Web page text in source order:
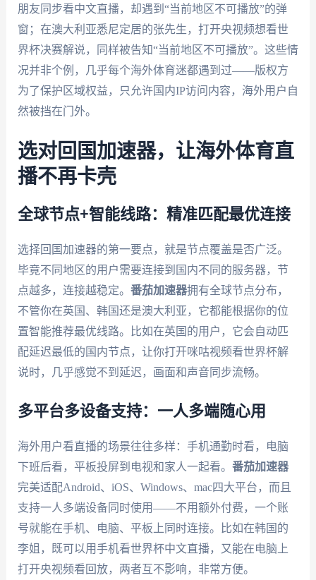
朋友同步看中文直播，却遇到“当前地区不可播放”的弹
窗；在澳大利亚悉尼定居的张先生，打开央视频想看世
界杯决赛解说，同样被告知“当前地区不可播放”。这些情
况并非个例，几乎每个海外体育迷都遇到过——版权方
为了保护区域权益，只允许国内IP访问内容，海外用户自
然被挡在门外。
选对回国加速器，让海外体育直
播不再卡壳
全球节点+智能线路：精准匹配最优连接
选择回国加速器的第一要点，就是节点覆盖是否广泛。
毕竟不同地区的用户需要连接到国内不同的服务器，节
点越多，连接越稳定。 番茄加速器拥有全球节点分布，
不管你在英国、韩国还是澳大利亚，它都能根据你的位
置智能推荐最优线路。比如在英国的用户，它会自动匹
配延迟最低的国内节点，让你打开咪咕视频看世界杯解
说时，几乎感觉不到延迟，画面和声音同步流畅。
多平台多设备支持：一人多端随心用
海外用户看直播的场景往往多样：手机通勤时看，电脑
下班后看，平板投屏到电视和家人一起看。 番茄加速器
完美适配Android、iOS、Windows、mac四大平台，而且
支持一人多端设备同时使用——不用额外付费，一个账
号就能在手机、电脑、平板上同时连接。比如在韩国的
李姐，既可以用手机看世界杯中文直播，又能在电脑上
打开央视频看回放，两者互不影响，非常方便。